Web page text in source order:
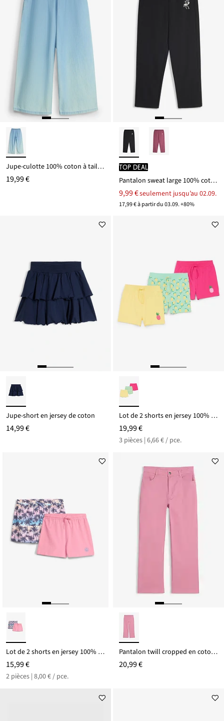
Jupe-culotte 100% coton à taille élastiquée
19,99 €
TOP DEAL
Pantalon sweat large 100% coton
9,99 €seulement jusqu’au 02.09.
17,99 € à partir du 03.09. +80%
Jupe-short en jersey de coton
14,99 €
Lot de 2 shorts en jersey 100% coton
19,99 €
3 pièces | 6,66 € / pce.
Lot de 2 shorts en jersey 100% coton
15,99 €
2 pièces | 8,00 € / pce.
Pantalon twill cropped en coton extensible
20,99 €